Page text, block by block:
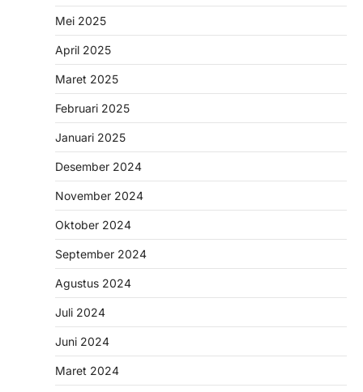
Mei 2025
April 2025
Maret 2025
Februari 2025
Januari 2025
Desember 2024
November 2024
Oktober 2024
September 2024
Agustus 2024
Juli 2024
Juni 2024
Maret 2024